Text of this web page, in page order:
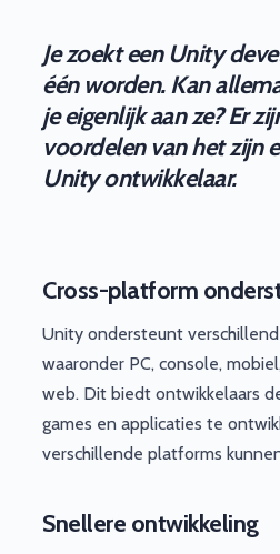
Je zoekt een Unity
één worden. Kan
je eigenlijk aan ze? Er
voordelen van het zijn
Unity ontwikkelaar.
Cross-platform
Unity ondersteunt
waaronder PC, console,
web. Dit biedt ontwikkelaars
games en applicaties te
verschillende platforms
Snellere ontwikkeling